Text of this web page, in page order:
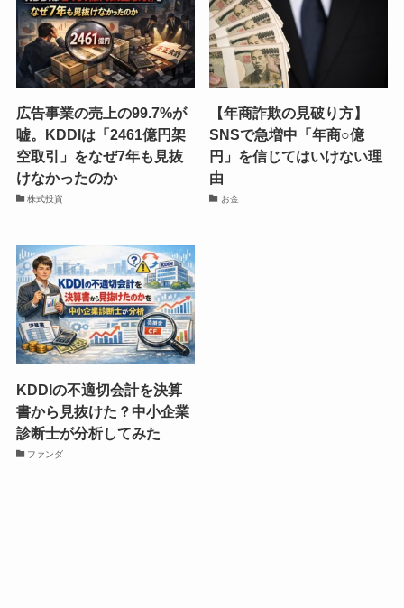
広告事業の売上の99.7%が
嘘。KDDIは「2461億円架
空取引」をなぜ7年も見抜
けなかったのか
株式投資
【年商詐欺の見破り方】
SNSで急増中「年商○億
円」を信じてはいけない理
由
お金
KDDIの不適切会計を決算
書から見抜けた？中小企業
診断士が分析してみた
ファンダ